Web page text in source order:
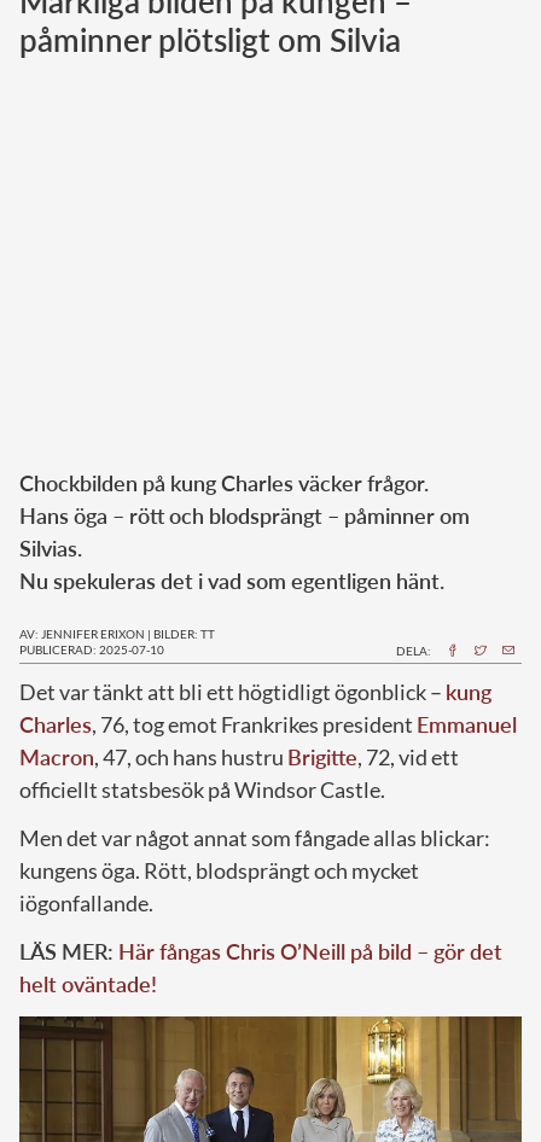
Norska kungahuset
påminner plötsligt om Silvia
Chockbilden på kung Charles väcker frågor.
Hans öga – rött och blodsprängt – påminner om
Silvias.
Nu spekuleras det i vad som egentligen hänt.
AV: JENNIFER ERIXON | BILDER: TT
PUBLICERAD: 2025-07-10
DELA:
Det var tänkt att bli ett högtidligt ögonblick – kung
Charles, 76, tog emot Frankrikes president Emmanuel
Macron, 47, och hans hustru Brigitte, 72, vid ett
officiellt statsbesök på Windsor Castle.
Men det var något annat som fångade allas blickar:
kungens öga. Rött, blodsprängt och mycket
iögonfallande.
LÄS MER: Här fångas Chris O’Neill på bild – gör det
helt oväntade!